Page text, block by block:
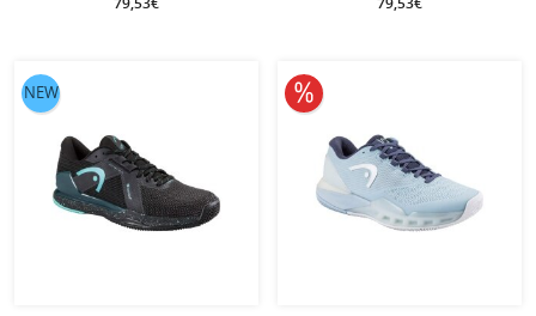
NEW 10% obniżone